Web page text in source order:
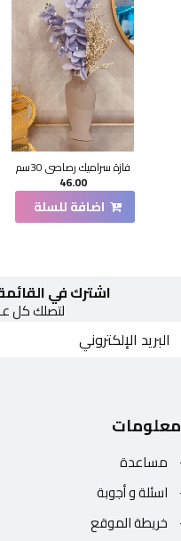
فازة سراميك رصاصي 30سم
46.00
اضافة للسلة
اشترك في
لتصلك كل
معلومات
مساعدة
اسئلة و أجوبة
خريطة الموقع